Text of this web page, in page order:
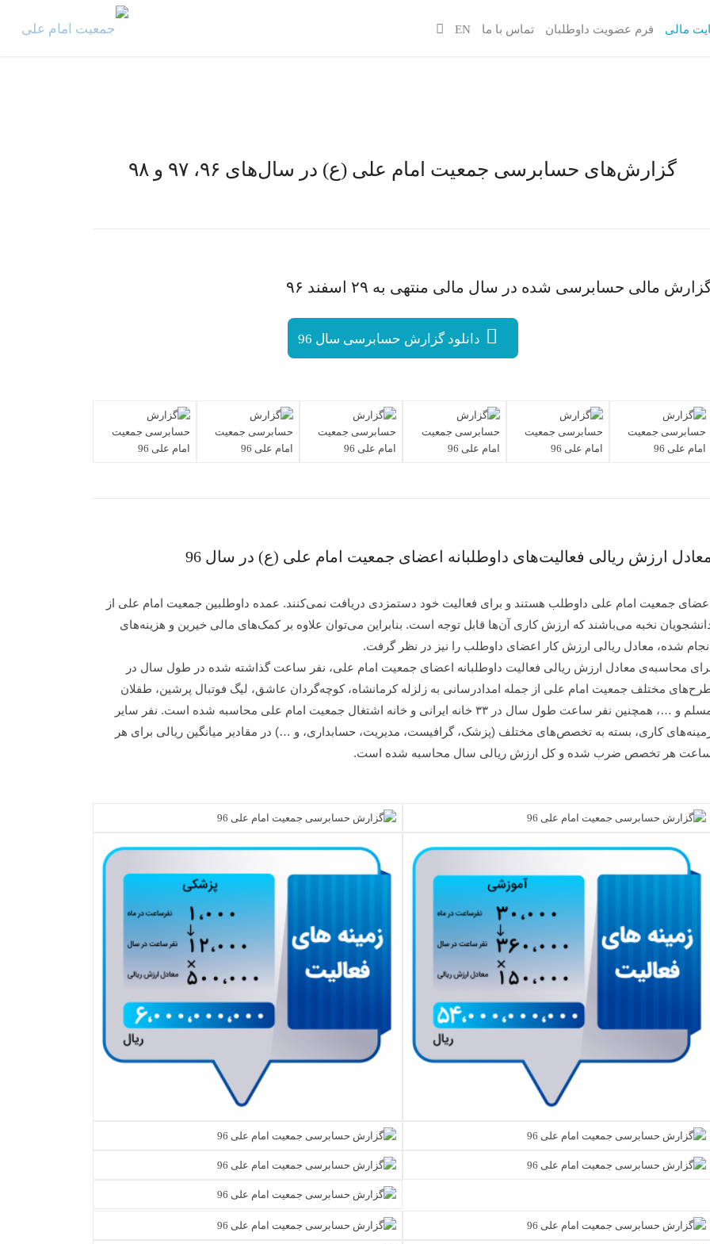
مالی فرم عضویت داوطلبان تماس با ما EN
گزارش‌های حسابرسی جمعیت امام علی (ع) در سال‌های ۹۶، ۹۷ و ۹۸
مالی حسابرسی شده در سال مالی منتهی به ۲۹ اسفند ۹۶
دانلود گزارش حسابرسی سال 96
ارزش ریالی فعالیت‌های داوطلبانه اعضای جمعیت امام علی (ع) در سال 96
جمعیت امام علی داوطلب هستند و برای فعالیت خود دستمزدی دریافت نمی‌کنند. عمده داوطلبین جمعیت امام علی از
نخبه می‌باشند که ارزش کاری آن‌ها قابل توجه است. بنابراین می‌توان علاوه بر کمک‌های مالی خیرین و هزینه‌های
شده، معادل ریالی ارزش کار اعضای داوطلب را نیز در نظر گرفت.
محاسبه‌ی معادل ارزش ریالی فعالیت داوطلبانه اعضای جمعیت امام علی، نفر ساعت گذاشته شده در طول سال در
مختلف جمعیت امام علی از جمله امدادرسانی به زلزله کرمانشاه، کوچه‌گردان عاشق، لیگ فوتبال پرشین، طفلان
مسلم و …، همچنین نفر ساعت طول سال در ۳۳ خانه ایرانی و خانه اشتغال جمعیت امام علی محاسبه شده است. نفر سایر
کاری، بسته به تخصص‌های مختلف (پزشک، گرافیست، مدیریت، حسابداری، و …) در مقادیر میانگین ریالی برای هر
هر تخصص ضرب شده و کل ارزش ریالی سال محاسبه شده است.